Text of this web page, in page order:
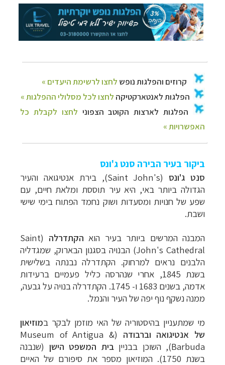
ביקור בעיר הבירה סנט ג'ונס
סנט ג'ונס (Saint John's), ב
ירת אנטיגואה והעיר
הגדולה ביותר באי, היא עיר תוססת ומלאת חיים, עם
שפע של חנויות ומסעדות ושוק נחמד הפתוח בימי שישי
ושבת.
המבנה המרשים ביותר בעיר הוא הקתדרלה (
Saint
John's Cathedral) הבנויה בסגנון הבארוק, שמגדליה
הלבנים נראים למרחוק. הקתדרלה נבנתה בשלישית
בשנת 1845, אחרי שנהרסה כליל פעמיים ברעידות
אדמה, בשנים 1683 ו- 1745. הקתדרלה בנויה על גבעה,
ממנה נשקף נוף יפה של העיר והנמל.
מי שמתעניין בהיסטוריה של האי מוזמן לבקר במוזיאון
של אנטיגואה וברבודה (
Museum of Antigua &
Barbuda), השוכן בבנייןבית המשפט הישן (שנבנה
בשנת 1750). המוזיאון מספר את סיפורם של האיים